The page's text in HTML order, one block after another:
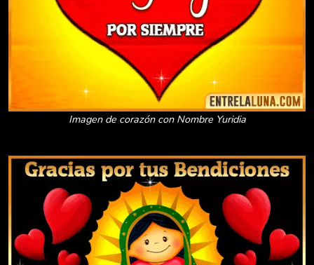
Imagen de corazón con Nombre Yuridia